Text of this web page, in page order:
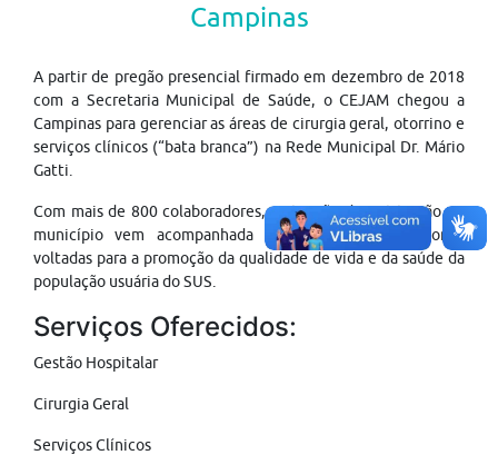
Campinas
A partir de pregão presencial firmado em dezembro de 2018
com a Secretaria Municipal de Saúde, o CEJAM chegou a
Campinas para gerenciar as áreas de cirurgia geral, otorrino e
serviços clínicos (“bata branca”) na Rede Municipal Dr. Mário
Gatti.
Com mais de 800 colaboradores, a atuação da Instituição no
município vem acompanhada de inovações e melhorias
voltadas para a promoção da qualidade de vida e da saúde da
população usuária do SUS.
Serviços Oferecidos:
Gestão Hospitalar
Cirurgia Geral
Serviços Clínicos